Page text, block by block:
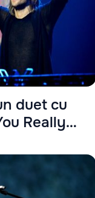
duet cu
Really